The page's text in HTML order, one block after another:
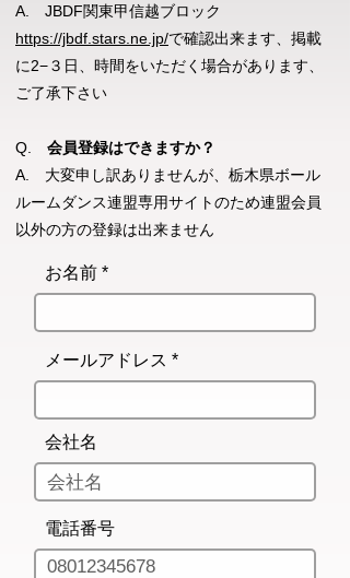
A. JBDF関東甲信越ブロック
https://jbdf.stars.ne.jp/で確認出来ます、掲載
に2−３日、時間をいただく場合があります、
ご了承下さい
Q. 会員登録はできますか？
A. 大変申し訳ありませんが、栃木県ボール
ルームダンス連盟専用サイトのため連盟会員
以外の方の登録は出来ません
お名前
メールアドレス
会社名
電話番号